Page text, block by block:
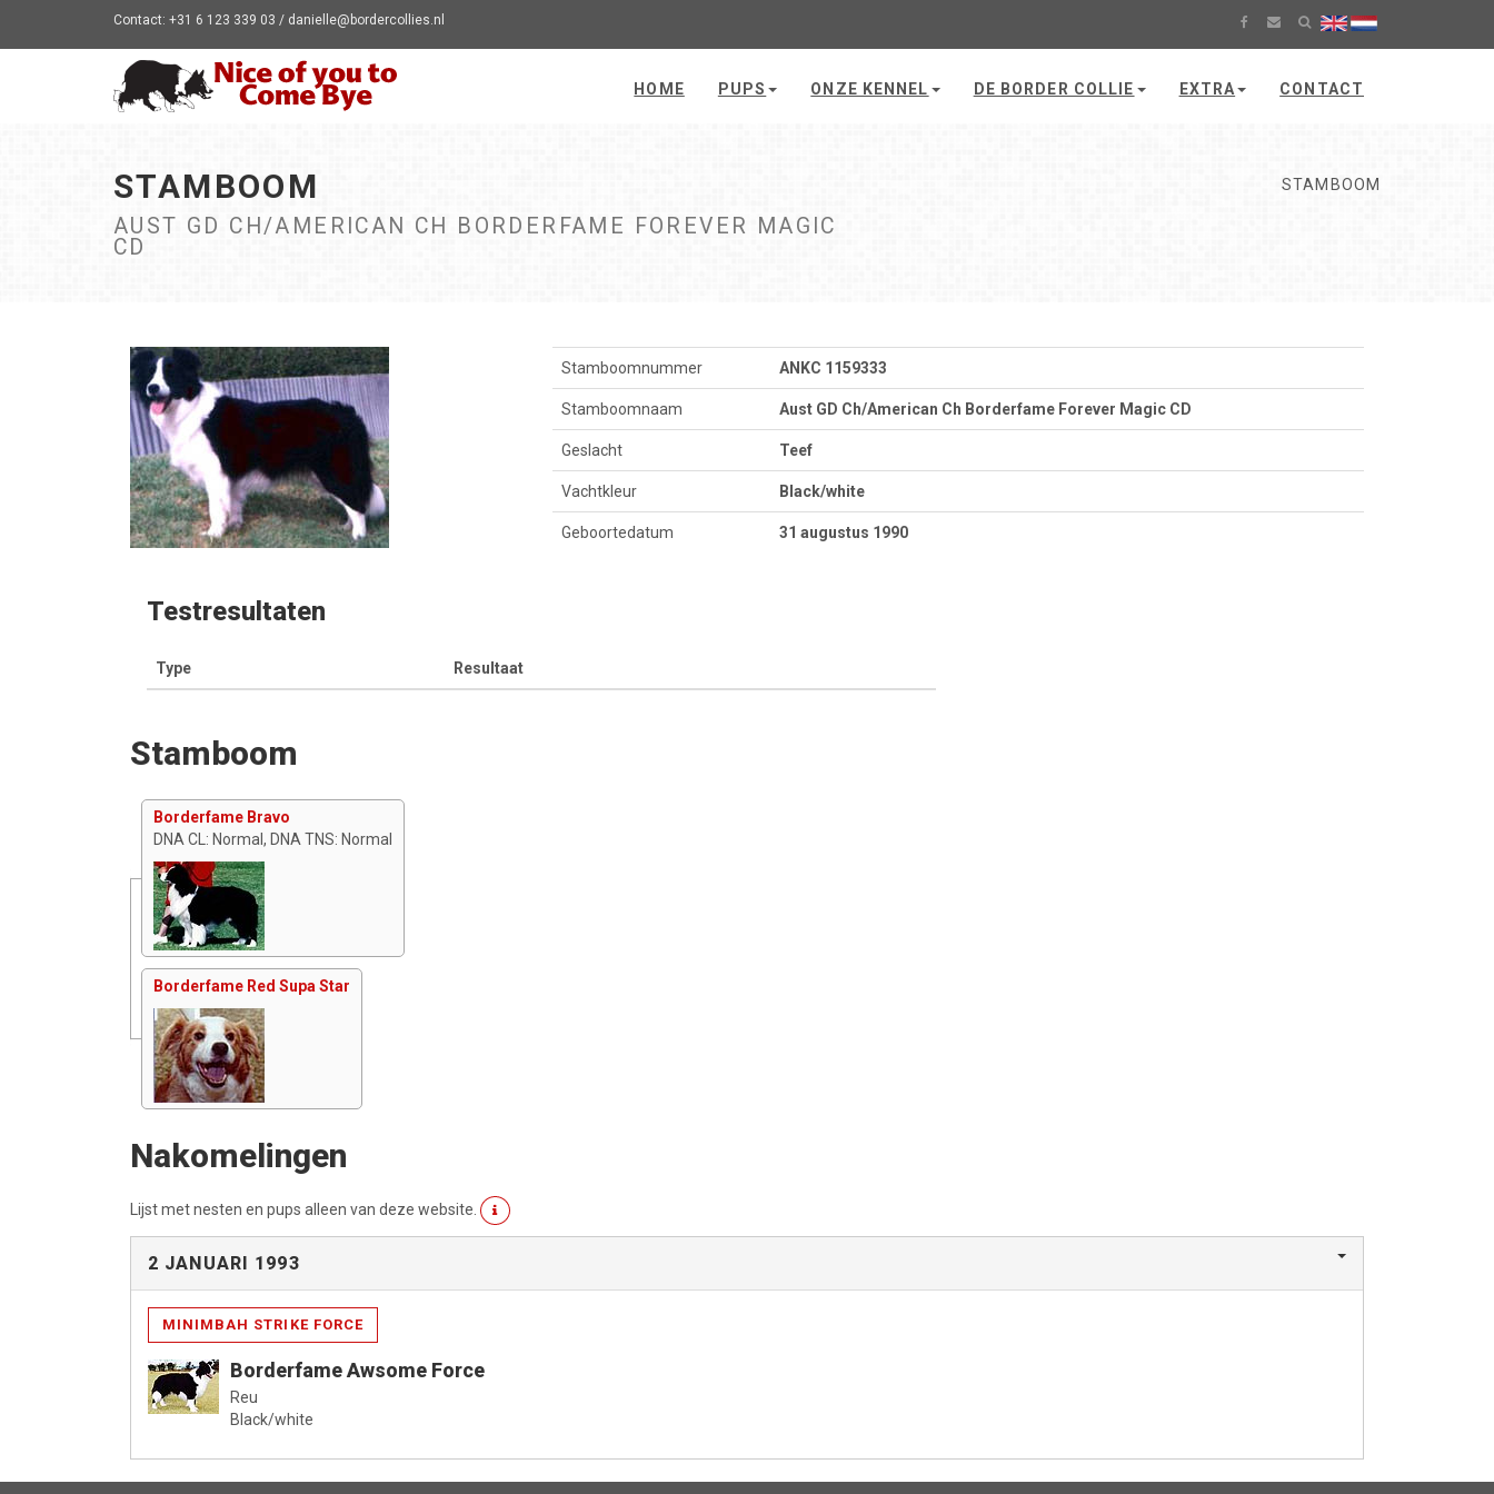
Contact: +31 6 123 339 03 / danielle@bordercollies.nl
HOME PUPS ONZE KENNEL DE BORDER COLLIE EXTRA CONTACT
STAMBOOM
AUST GD CH/AMERICAN CH BORDERFAME FOREVER MAGIC
CD
STAMBOOM
Stamboomnummer ANKC 1159333
Stamboomnaam Aust GD Ch/American Ch Borderfame Forever Magic CD
Geslacht Teef
Vachtkleur Black/white
Geboortedatum 31 augustus 1990
Testresultaten
Type Resultaat
Stamboom
Borderfame Bravo
DNA CL: Normal, DNA TNS: Normal
Borderfame Red Supa Star
Nakomelingen
Lijst met nesten en pups alleen van deze website.
2 JANUARI 1993
MINIMBAH STRIKE FORCE
Borderfame Awsome Force
Reu
Black/white